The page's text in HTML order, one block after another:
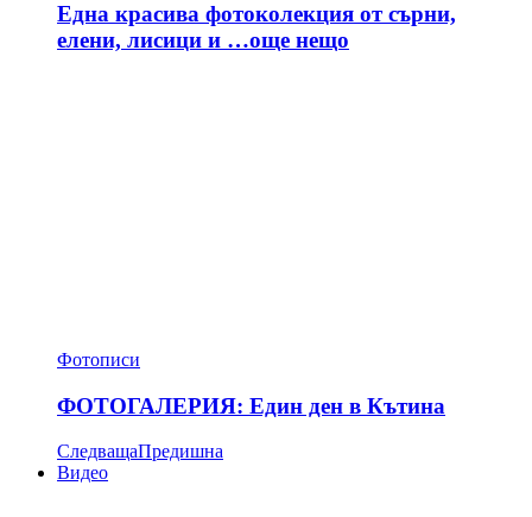
Една красива фотоколекция от сърни,
елени, лисици и …още нещо
Фотописи
ФОТОГАЛЕРИЯ: Един ден в Кътина
СледващаПредишна
Видео